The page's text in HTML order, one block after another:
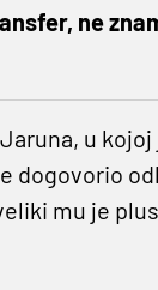
ne
u
dogovorio
mu je